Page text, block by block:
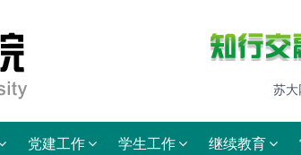
苏大
党建工作 学生工作 继续教育